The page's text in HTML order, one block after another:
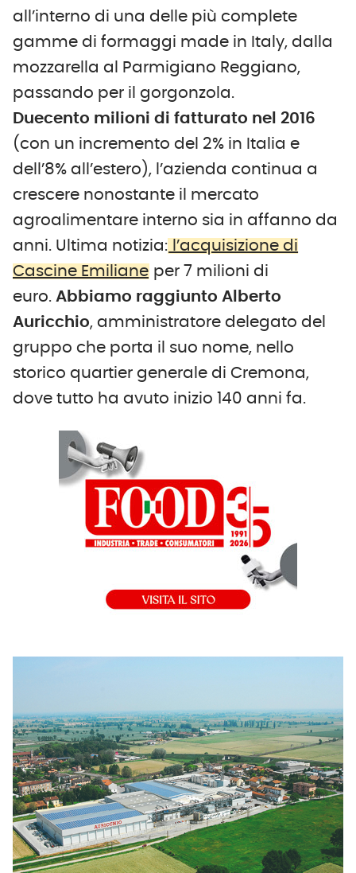
all’interno di una delle più complete
gamme di formaggi made in Italy, dalla
mozzarella al Parmigiano Reggiano,
passando per il gorgonzola.
Duecento milioni di fatturato nel 2016
(con un incremento del 2% in Italia e
dell’8% all’estero), l’azienda continua a
crescere nonostante il mercato
agroalimentare interno sia in affanno da
anni. Ultima notizia: l’acquisizione di
Cascine Emiliane per 7 milioni di
euro. Abbiamo raggiunto Alberto
Auricchio, amministratore delegato del
gruppo che porta il suo nome, nello
storico quartier generale di Cremona,
dove tutto ha avuto inizio 140 anni fa.